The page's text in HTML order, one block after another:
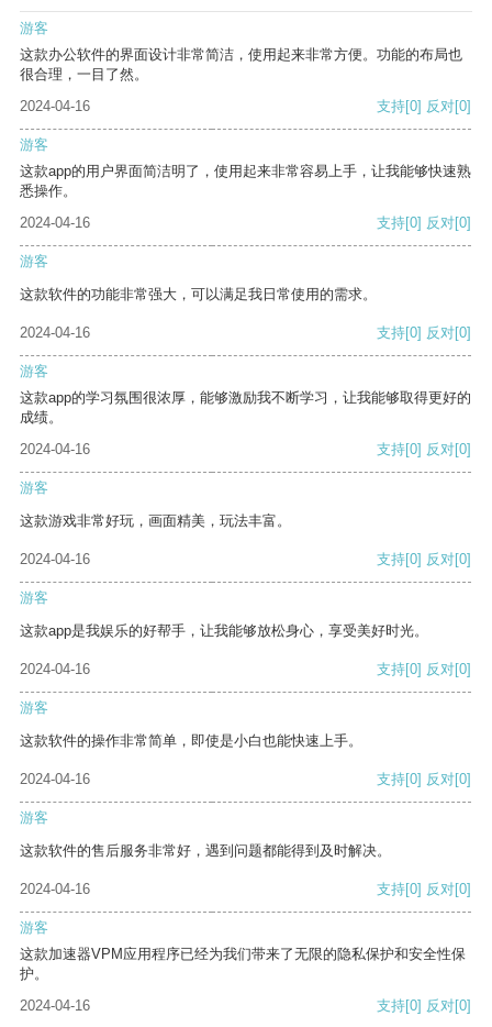
游客
这款办公软件的界面设计非常简洁，使用起来非常方便。功能的布局也
很合理，一目了然。
2024-04-16
支持[0] 反对[0]
游客
这款app的用户界面简洁明了，使用起来非常容易上手，让我能够快速熟
悉操作。
2024-04-16
支持[0] 反对[0]
游客
这款软件的功能非常强大，可以满足我日常使用的需求。
2024-04-16 支持[0] 反对[0]
游客
这款app的学习氛围很浓厚，能够激励我不断学习，让我能够取得更好的
成绩。
2024-04-16
支持[0] 反对[0]
游客
这款游戏非常好玩，画面精美，玩法丰富。
2024-04-16 支持[0] 反对[0]
游客
这款app是我娱乐的好帮手，让我能够放松身心，享受美好时光。
2024-04-16 支持[0] 反对[0]
游客
这款软件的操作非常简单，即使是小白也能快速上手。
2024-04-16 支持[0] 反对[0]
游客
这款软件的售后服务非常好，遇到问题都能得到及时解决。
2024-04-16 支持[0] 反对[0]
游客
这款加速器VPM应用程序已经为我们带来了无限的隐私保护和安全性保
护。
2024-04-16
支持[0] 反对[0]